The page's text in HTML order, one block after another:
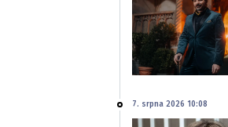
7. srpna 2026 10:08